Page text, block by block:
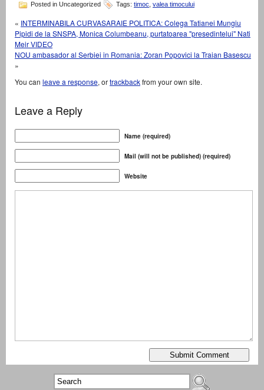
Posted in Uncategorized Tags: timoc valea timocului
« INTERMINABILA CURVASARAIE POLITICA: Colega Tatianei Mungiu
Pipidi de la SNSPA, Monica Columbeanu, purtatoarea "presedintelui" Nati
Meir VIDEO
NOU ambasador al Serbiei in Romania: Zoran Popovici la Traian Basescu
»
You can leave a response, ortrackbackfrom your own site.
Leave a Reply
Name (required)
Mail (will not be published) (required)
Website